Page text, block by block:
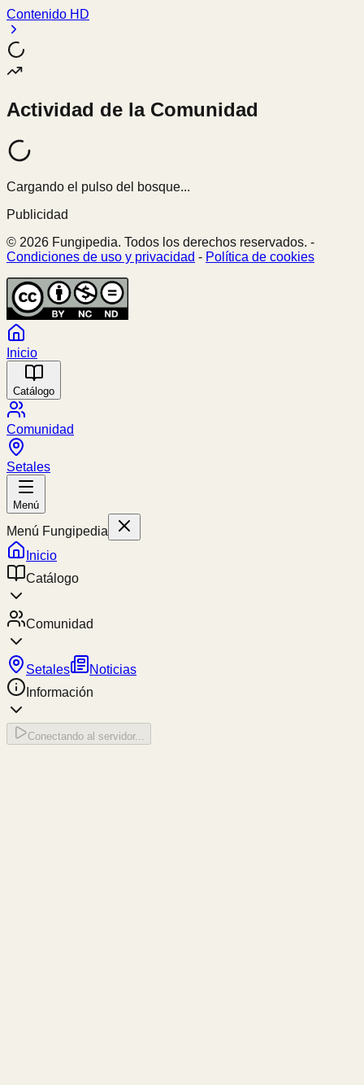
Contenido HD
Actividad de la Comunidad
Cargando el pulso del bosque...
Publicidad
© 2026 Fungipedia. Todos los derechos reservados. -
Condiciones de uso y privacidad - Política de cookies
Inicio
Catálogo
Comunidad
Setales
Menú
Menú Fungipedia
Inicio
Catálogo
Comunidad
Setales
Noticias
Información
Conectando al servidor...